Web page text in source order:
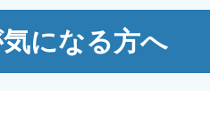
になる方へ